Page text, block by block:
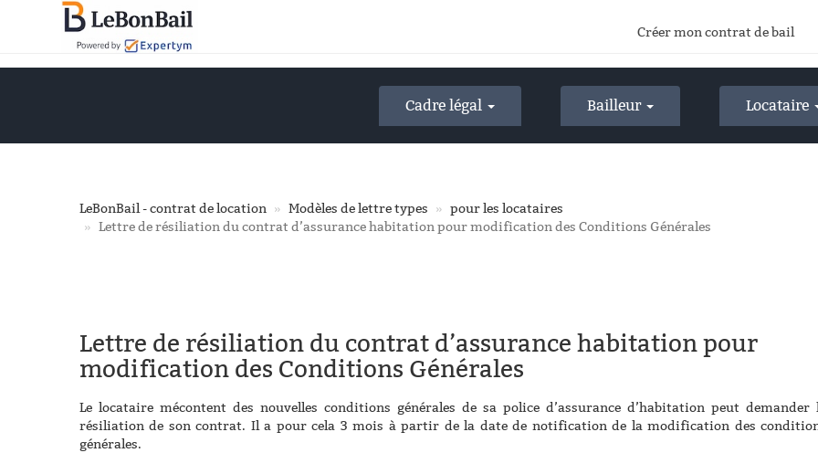
Créer mon contrat de bail
Cadre légal Bailleur Locataire
LeBonBail - contrat de location Modèles de lettre types
pour les locataires
Lettre de résiliation du contrat d’assurance habitation pour modification des Conditions Générales
Lettre de résiliation du contrat d’assurance habitation pour
modification des Conditions Générales
Le locataire mécontent des nouvelles conditions générales de sa police d’assurance d’habitation peut demander
résiliation de son contrat. Il a pour cela 3 mois à partir de la date de notification de la modification des
générales.